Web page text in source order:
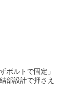
ボルトで固定」
部設計で押さえ